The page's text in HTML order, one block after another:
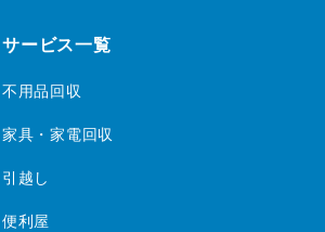
サービス一覧
不用品回収
家具・家電回収
引越し
便利屋